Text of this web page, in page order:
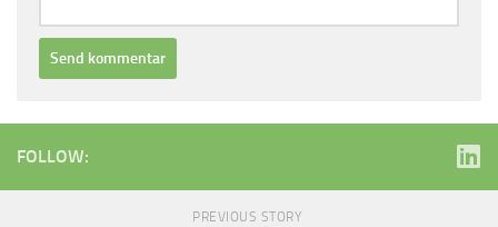
FOLLOW:
PREVIOUS STORY